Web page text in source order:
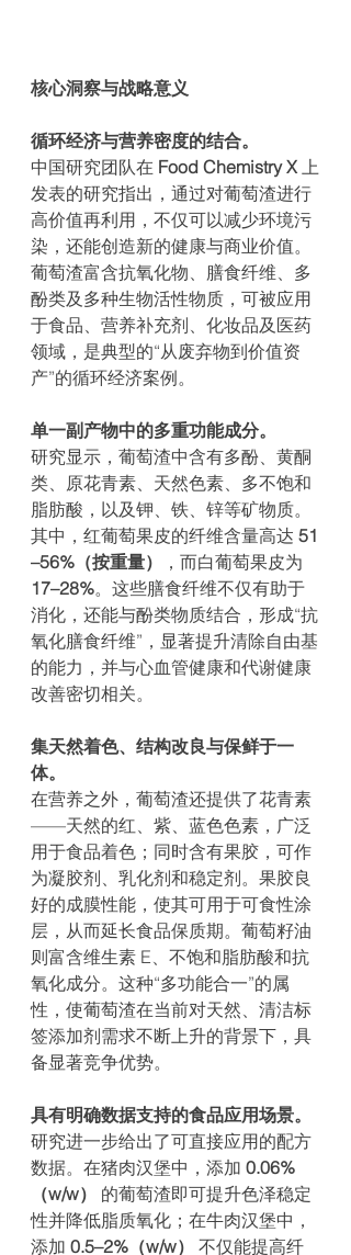
核心洞察与战略意义
循环经济与营养密度的结合。
中国研究团队在 Food Chemistry X 上
发表的研究指出，通过对葡萄渣进行
高价值再利用，不仅可以减少环境污
染，还能创造新的健康与商业价值。
葡萄渣富含抗氧化物、膳食纤维、多
酚类及多种生物活性物质，可被应用
于食品、营养补充剂、化妆品及医药
领域，是典型的“从废弃物到价值资
产”的循环经济案例。
单一副产物中的多重功能成分。
研究显示，葡萄渣中含有多酚、黄酮
类、原花青素、天然色素、多不饱和
脂肪酸，以及钾、铁、锌等矿物质。
其中，红葡萄果皮的纤维含量高达 51
–56%（按重量）
，而白葡萄果皮为
17–28%。这些膳食纤维不仅有助于
消化，还能与酚类物质结合，形成“抗
氧化膳食纤维”，显著提升清除自由基
的能力，并与心血管健康和代谢健康
改善密切相关。
集天然着色、结构改良与保鲜于一
体。
在营养之外，葡萄渣还提供了花青素
——天然的红、紫、蓝色色素，广泛
用于食品着色；同时含有果胶，可作
为凝胶剂、乳化剂和稳定剂。果胶良
好的成膜性能，使其可用于可食性涂
层，从而延长食品保质期。葡萄籽油
则富含维生素 E、不饱和脂肪酸和抗
氧化成分。这种“多功能合一”的属
性，使葡萄渣在当前对天然、清洁标
签添加剂需求不断上升的背景下，具
备显著竞争优势。
具有明确数据支持的食品应用场景。
研究进一步给出了可直接应用的配方
数据。在猪肉汉堡中，添加 0.06%
（w/w）
的葡萄渣即可提升色泽稳定
性并降低脂质氧化；在牛肉汉堡中，
添加 0.5–2%（w/w） 不仅能提高纤